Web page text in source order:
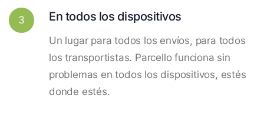
3 En todos los dispositivos
Un lugar para todos los envíos, para todos
los transportistas. Parcello funciona sin
problemas en todos los dispositivos, estés
donde estés.